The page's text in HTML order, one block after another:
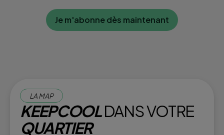
Je m'abonne dès maintenant
LA MAP
KEEPCOOLDANS VOTRE
QUARTIER